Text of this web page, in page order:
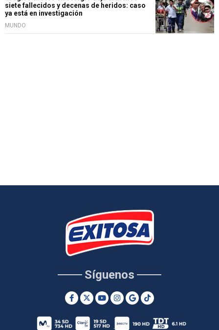
siete fallecidos y decenas de heridos: caso
ya está en investigación
MUNDO
Síguenos